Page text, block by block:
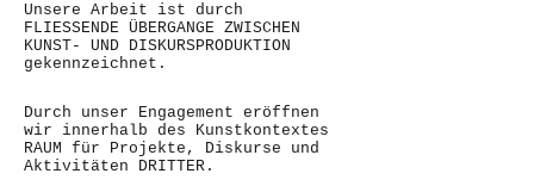
Unsere Arbeit ist durch
FLIESSENDE ÜBERGANGE ZWISCHEN
KUNST- UND DISKURSPRODUKTION
gekennzeichnet.
Durch unser Engagement eröffnen
wir innerhalb des Kunstkontextes
RAUM für Projekte, Diskurse und
Aktivitäten DRITTER.